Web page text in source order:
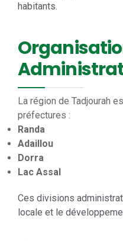
habitants.
La région de Tadjourah
préfectures :
Randa
Adaillou
Dorra
Lac Assal
Ces divisions
locale et le